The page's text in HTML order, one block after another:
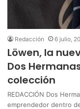
Redacción 6 julio,
Löwen, la
Dos
colección
REDACCIÓN Dos
emprendedor dentro